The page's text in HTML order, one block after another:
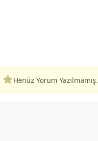
Henüz Yorum Yazılmamış.